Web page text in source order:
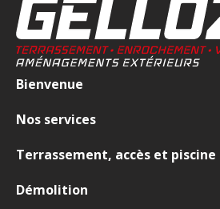
Bienvenue
Nos services
Terrassement, accès et piscine
Démolition